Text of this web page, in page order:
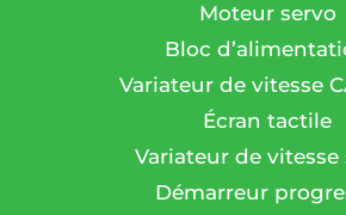
Moteur servo
Bloc
Variateur de vitesse
Écran tactile
Variateur de vitesse
Démarreur